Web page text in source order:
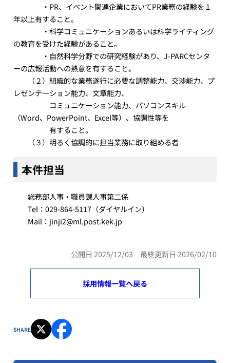
・PR、イベント関連企業においてPR業務の経験を１
年以上有すること。
・科学コミュニケーションあるいは科学ライティング
の教育を受けた経験があること。
・自然科学分野での研究経験があり、J-PARCセンタ
ーの広報活動への熱意を有すること。
（２）組織的な業務遂行に必要な調整能力、交渉能力、プ
レゼンテーション能力、文章能力、
コミュニケーション能力、パソコンスキル
（Word、PowerPoint、Excel等）、協調性等を
有すること。
（３）明るく協調的に担当業務に取り組める者
本件担当
総務部人事・職員課人事第二係
Tel：029-864-5117（ダイヤルイン）
Mail：jinji2@ml.post.kek.jp
公開日 2025/12/03 最終更新日 2026/02/10
採用情報一覧へ戻る
SHARE